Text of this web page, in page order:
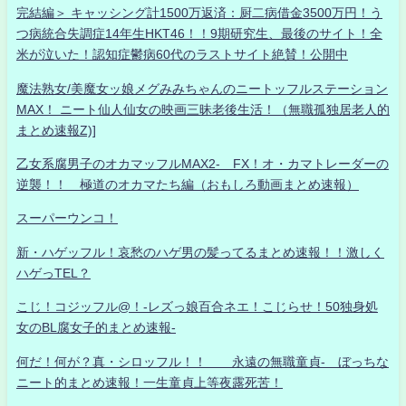
完結編＞ キャッシング計1500万返済：厨二病借金3500万円！う
つ病統合失調症14年生HKT46！！9期研究生、最後のサイト！全
米が泣いた！認知症鬱病60代のラストサイト絶賛！公開中
魔法熟女/美魔女ッ娘メグみみちゃんのニートッフルステーション
MAX！ ニート仙人仙女の映画三昧老後生活！（無職孤独居老人的
まとめ速報Z)]
乙女系腐男子のオカマッフルMAX2- FX！オ・カマトレーダーの
逆襲！！ 極道のオカマたち編（おもしろ動画まとめ速報）
スーパーウンコ！
新・ハゲッフル！哀愁のハゲ男の髪ってるまとめ速報！！激しく
ハゲっTEL？
こじ！コジッフル@！-レズっ娘百合ネエ！こじらせ！50独身処
女のBL腐女子的まとめ速報-
何だ！何が？真・シロッフル！！ 永遠の無職童貞- ぼっちな
ニート的まとめ速報！一生童貞上等夜露死苦！